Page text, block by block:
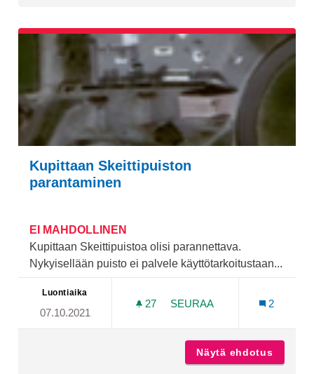
Kupittaan Skeittipuiston
parantaminen
EI MAHDOLLINEN
Kupittaan Skeittipuistoa olisi parannettava.
Nykyisellään puisto ei palvele käyttötarkoitustaan...
Luontiaika
07.10.2021
27 27 SEURAAJAA
SEURAA
2
Näytä ehdotus